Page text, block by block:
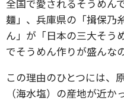
全国で愛されるそうめん
麺」、兵庫県の「揖保乃
ん」が「日本の三大そう
でそうめん作りが盛んな
この理由のひとつには、
（海水塩）の産地が近か